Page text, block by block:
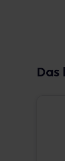
Das